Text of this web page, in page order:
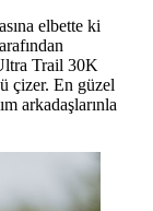
elbette ki
Trail 30K
çizer. En güzel
arkadaşlarınla